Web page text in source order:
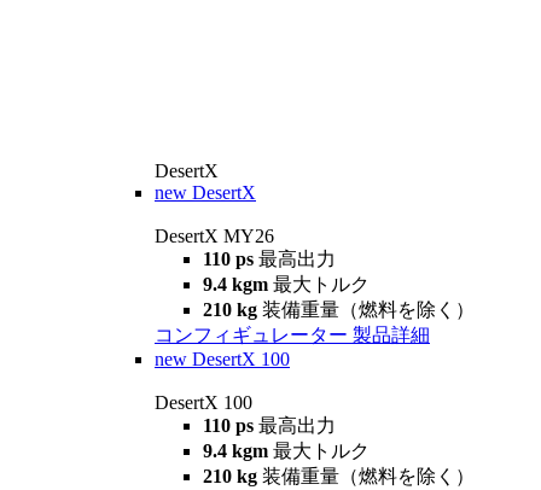
DesertX
new DesertX
DesertX MY26
110 ps 最高出力
9.4 kgm 最大トルク
210 kg 装備重量（燃料を除く）
コンフィギュレーター 製品詳細
new DesertX 100
DesertX 100
110 ps 最高出力
9.4 kgm 最大トルク
210 kg 装備重量（燃料を除く）